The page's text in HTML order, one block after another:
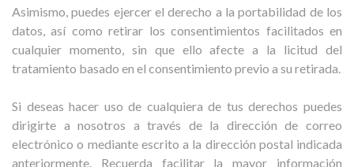
Asimismo, puedes ejercer el derecho a la portabilidad de los
datos, así como retirar los consentimientos facilitados en
cualquier momento, sin que ello afecte a la licitud del
tratamiento basado en el consentimiento previo a su retirada.
Si deseas hacer uso de cualquiera de tus derechos puedes
dirigirte a nosotros a través de la dirección de correo
electrónico o mediante escrito a la dirección postal indicada
anteriormente. Recuerda facilitar la mayor información